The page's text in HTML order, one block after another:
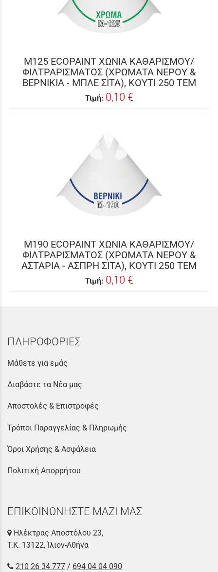
M125 ECOPAINT ΧΩΝΙΑ ΚΑΘΑΡΙΣΜΟΥ/
ΦΙΛΤΡΑΡΙΣΜΑΤΟΣ (ΧΡΩΜΑΤΑ ΝΕΡΟΥ &
ΒΕΡΝΙΚΙΑ - ΜΠΛΕ ΣΙΤΑ), KOYTI 250 TEM
Τιμή: 0,10 €
M190 ECOPAINT ΧΩΝΙΑ ΚΑΘΑΡΙΣΜΟΥ/
ΦΙΛΤΡΑΡΙΣΜΑΤΟΣ (ΧΡΩΜΑΤΑ ΝΕΡΟΥ &
ΑΣΤΑΡΙΑ - ΑΣΠΡΗ ΣΙΤΑ), KOYTI 250 TEM
Τιμή: 0,10 €
ΠΛΗΡΟΦΟΡΙΕΣ
Μάθετε για εμάς
Διαβάστε τα Νέα μας
Αποστολές & Επιστροφές
Τρόποι Παραγγελίας & Πληρωμής
Όροι Χρήσης & Ασφάλεια
Πολιτική Απορρήτου
ΕΠΙΚΟΙΝΩΝΗΣΤΕ ΜΑΖΙ ΜΑΣ
Ηλέκτρας Αποστόλου 23,
Τ.Κ. 13122, Ίλιον-Αθήνα
210 26 34 777 / 694 04 04 090